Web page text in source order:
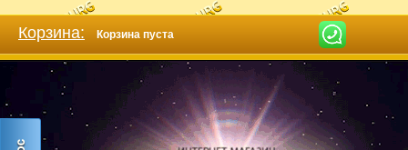
Корзина: Корзина пуста